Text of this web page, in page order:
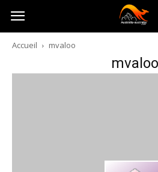
Australia-
australie.com
Accueil mvaloo
mvaloo